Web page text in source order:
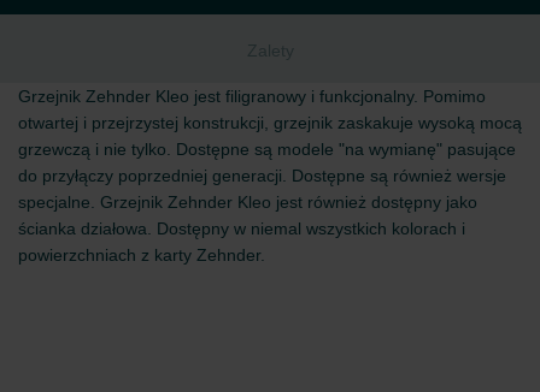
Zalety
Grzejnik Zehnder Kleo jest filigranowy i funkcjonalny. Pomimo
otwartej i przejrzystej konstrukcji, grzejnik zaskakuje wysoką mocą
grzewczą i nie tylko. Dostępne są modele "na wymianę" pasujące
do przyłączy poprzedniej generacji. Dostępne są również wersje
specjalne. Grzejnik Zehnder Kleo jest również dostępny jako
ścianka działowa. Dostępny w niemal wszystkich kolorach i
powierzchniach z karty Zehnder.